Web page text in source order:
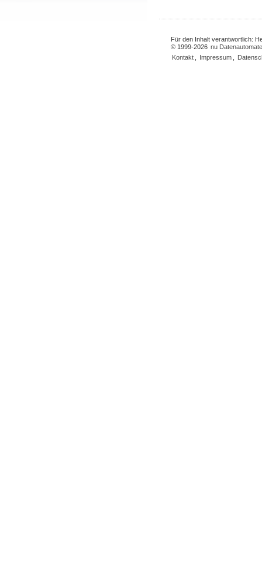
Für den Inhalt verantwortlich:
© 1999-2026 nu
Kontakt
Impressum